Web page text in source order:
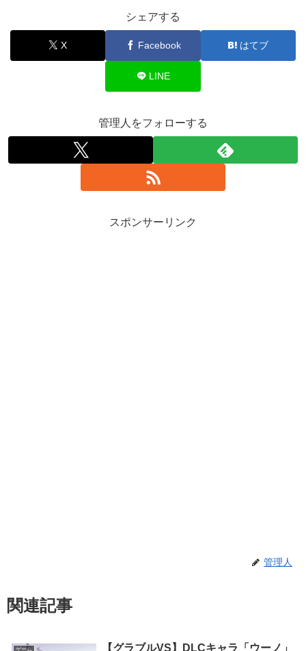
シェアする
X Facebook はてブ
LINE
管理人をフォローする
スポンサーリンク
管理人
関連記事
ゲーム
【グラブルVS】DLCキャラ「ウーノ」